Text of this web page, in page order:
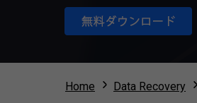
Home Data Recovery